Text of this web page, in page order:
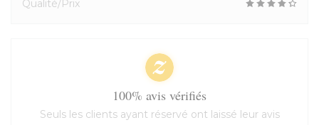
Qualité/Prix
100% avis vérifiés
Seuls les clients ayant réservé ont laissé leur avis